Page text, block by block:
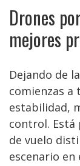
Drones
mejores
Dejando de
comienzas a
estabilidad,
control.
de vuelo
escenario en